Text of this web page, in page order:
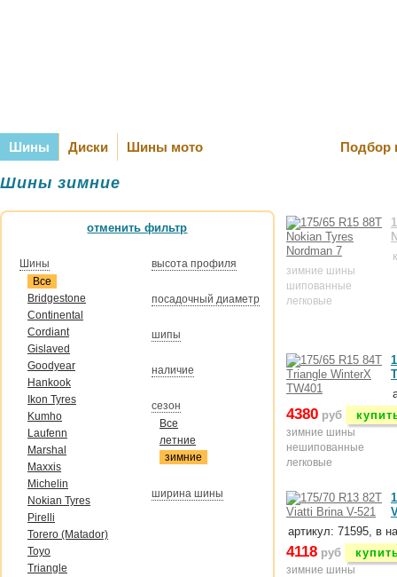
Шины Диски Шины мото Подбор
Шины зимние
отменить фильтр
Шины
Все
Bridgestone
Continental
Cordiant
Gislaved
Goodyear
Hankook
Ikon Tyres
Kumho
Laufenn
Marshal
Maxxis
Michelin
Nokian Tyres
Pirelli
Torero (Matador)
Toyo
Triangle
высота профиля
посадочный диаметр
шипы
наличие
сезон
Все
летние
зимние
ширина шины
зимние шины
шипованные
легковые
4380 руб
зимние шины
нешипованные
легковые
артикул: 71595, в
4118 руб
зимние шины